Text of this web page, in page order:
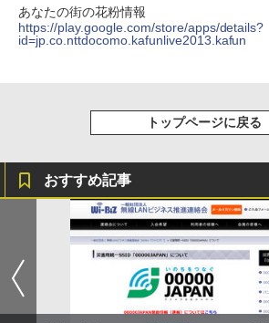
あなたの街の花粉情報
https://play.google.com/store/apps/details?
id=jp.co.nttdocomo.kafunlive2013.kafun
トップページに戻る
おすすめ記事